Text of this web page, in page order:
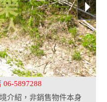
06-5897288
介紹，非銷售物件本身